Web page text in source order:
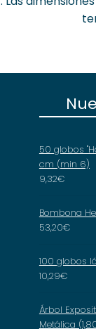
50 globos
cm (min 6)
9,32€
Bombona
53,20€
100 globos
10,29€
Árbol
Metálica